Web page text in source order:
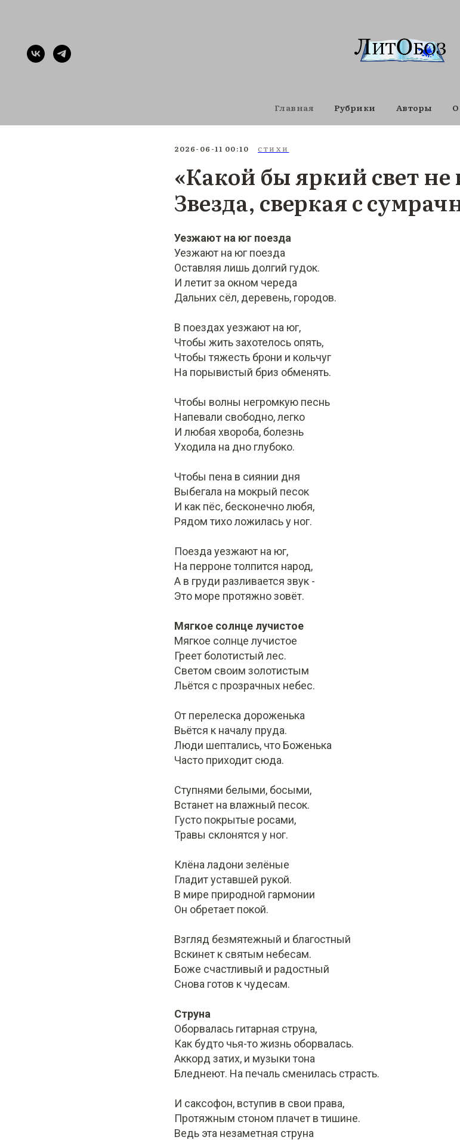
Главная Рубрики Авторы
2026-06-11 00:10 СТИХИ
«Какой бы яркий свет не
Звезда, сверкая с
Уезжают на юг поезда
Уезжают на юг поезда
Оставляя лишь долгий гудок.
И летит за окном череда
Дальних сёл, деревень, городов.
В поездах уезжают на юг,
Чтобы жить захотелось опять,
Чтобы тяжесть брони и кольчуг
На порывистый бриз обменять.
Чтобы волны негромкую песнь
Напевали свободно, легко
И любая хвороба, болезнь
Уходила на дно глубоко.
Чтобы пена в сиянии дня
Выбегала на мокрый песок
И как пёс, бесконечно любя,
Рядом тихо ложилась у ног.
Поезда уезжают на юг,
На перроне толпится народ,
А в груди разливается звук -
Это море протяжно зовёт.
Мягкое солнце лучистое
Мягкое солнце лучистое
Греет болотистый лес.
Светом своим золотистым
Льётся с прозрачных небес.
От перелеска дороженька
Вьётся к началу пруда.
Люди шептались, что Боженька
Часто приходит сюда.
Ступнями белыми, босыми,
Встанет на влажный песок.
Густо покрытые росами,
Травы склонятся у ног.
Клёна ладони зелёные
Гладит уставшей рукой.
В мире природной гармонии
Он обретает покой.
Взгляд безмятежный и благостный
Вскинет к святым небесам.
Боже счастливый и радостный
Снова готов к чудесам.
Струна
Оборвалась гитарная струна,
Как будто чья-то жизнь оборвалась.
Аккорд затих, и музыки тона
Бледнеют. На печаль сменилась страсть.
И саксофон, вступив в свои права,
Протяжным стоном плачет в тишине.
Ведь эта незаметная струна